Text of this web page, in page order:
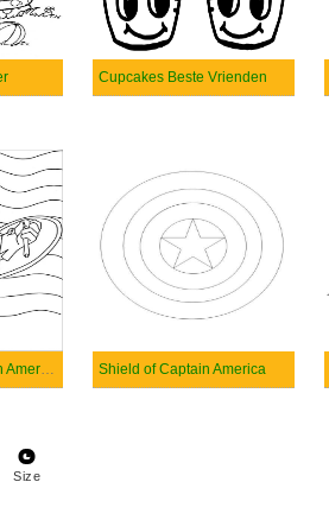
Cupcakes Beste Vrienden
Captain America with America Flag Shield of Captain America
Size